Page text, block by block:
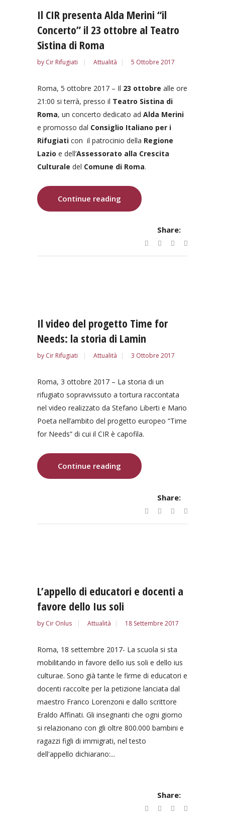
Il CIR presenta Alda Merini “il
Concerto” il 23 ottobre al Teatro
Sistina di Roma
by Cir Rifugiati Attualità 5 Ottobre 2017
Roma, 5 ottobre 2017 – Il 23 ottobre alle ore
21:00 si terrà, presso il Teatro Sistina di
Roma, un concerto dedicato ad Alda Merini
e promosso dal Consiglio Italiano per i
Rifugiati con il patrocinio della Regione
Lazio e dell’Assessorato alla Crescita
Culturale del Comune di Roma.
Continue reading
Share:
Il video del progetto Time for
Needs: la storia di Lamin
by Cir Rifugiati Attualità 3 Ottobre 2017
Roma, 3 ottobre 2017 – La storia di un
rifugiato sopravvissuto a tortura raccontata
nel video realizzato da Stefano Liberti e Mario
Poeta nell’ambito del progetto europeo “Time
for Needs” di cui il CIR è capofila.
Continue reading
Share:
L’appello di educatori e docenti a
favore dello Ius soli
by Cir Onlus Attualità 18 Settembre 2017
Roma, 18 settembre 2017- La scuola si sta
mobilitando in favore dello ius soli e dello ius
culturae. Sono già tante le firme di educatori e
docenti raccolte per la petizione lanciata dal
maestro Franco Lorenzoni e dallo scrittore
Eraldo Affinati. Gli insegnanti che ogni giorno
si relazionano con gli oltre 800.000 bambini e
ragazzi figli di immigrati, nel testo
dell'appello dichiarano:...
Share: